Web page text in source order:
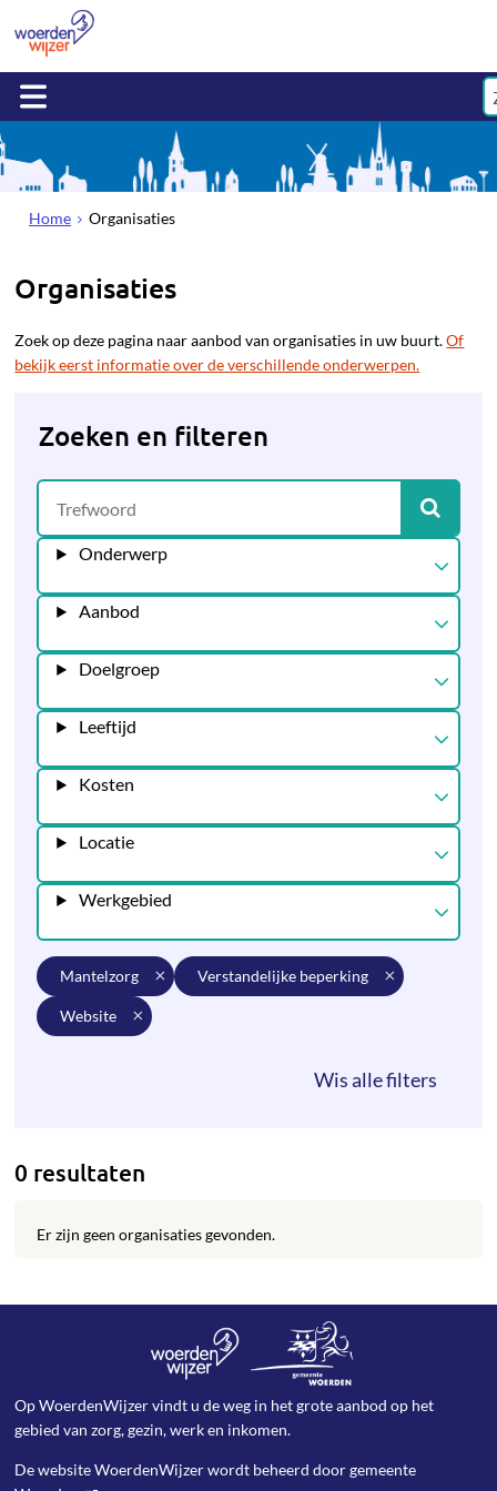
Home Organisaties
Organisaties
Zoek op deze pagina naar aanbod van organisaties in uw buurt.Of
bekijk eerst informatie over de verschillende onderwerpen.
Zoeken en filteren
Onderwerp
Aanbod
Doelgroep
Leeftijd
Kosten
Locatie
Werkgebied
mantelzorg verstandelijke beperking
website
0 resultaten
Er zijn geen organisaties gevonden.
Op WoerdenWijzer vindt u de weg in het grote aanbod op het
gebied van zorg, gezin, werk en inkomen.
De website WoerdenWijzer wordt beheerd doorgemeente